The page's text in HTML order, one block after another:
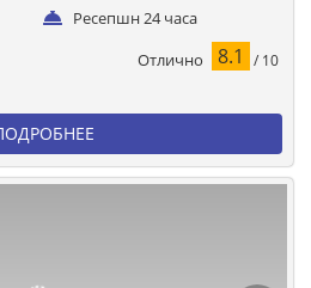
Ресепшн 24 часа
Отлично 8.1 / 10